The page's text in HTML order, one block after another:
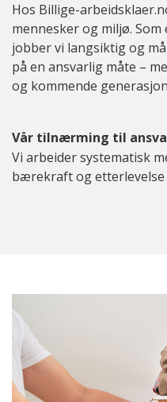
Hos Billige-
mennesker og miljø.
jobber vi langsiktig og
på en ansvarlig måte –
og kommende
Vår tilnærming til
Vi arbeider systematisk
bærekraft og